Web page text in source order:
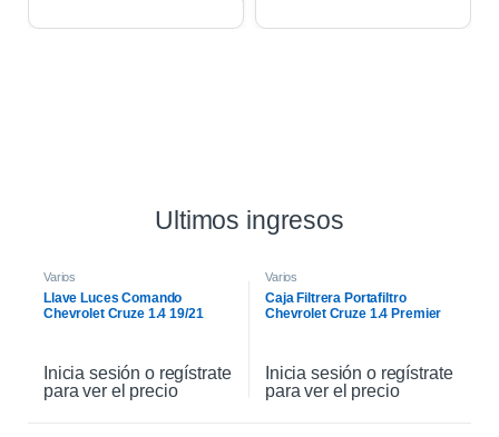
Ultimos ingresos
Varios
Llave Luces Comando
Chevrolet Cruze 1.4 19/21
Inicia sesión o regístrate
para ver el precio
Varios
Caja Filtrera Portafiltro
Chevrolet Cruze 1.4 Premier
Inicia sesión o regístrate
para ver el precio